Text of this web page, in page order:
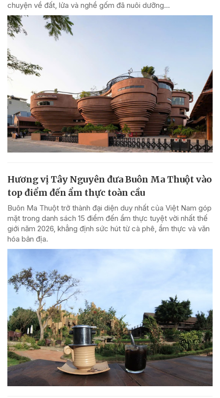
chuyện về đất, lửa và nghề gốm đã nuôi dưỡng...
Hương vị Tây Nguyên đưa Buôn Ma Thuột vào
top điểm đến ẩm thực toàn cầu
Buôn Ma Thuột trở thành đại diện duy nhất của Việt Nam góp
mặt trong danh sách 15 điểm đến ẩm thực tuyệt vời nhất thế
giới năm 2026, khẳng định sức hút từ cà phê, ẩm thực và văn
hóa bản địa.